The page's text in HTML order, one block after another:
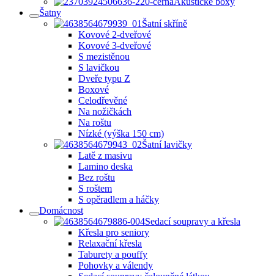
Šatny
Šatní skříně
Kovové 2-dveřové
Kovové 3-dveřové
S mezistěnou
S lavičkou
Dveře typu Z
Boxové
Celodřevěné
Na nožičkách
Na roštu
Nízké (výška 150 cm)
Šatní lavičky
Latě z masivu
Lamino deska
Bez roštu
S roštem
S opěradlem a háčky
Domácnost
Sedací soupravy a křesla
Křesla pro seniory
Relaxační křesla
Taburety a pouffy
Pohovky a válendy